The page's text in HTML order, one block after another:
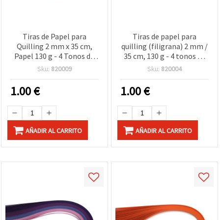
Tiras de Papel para
Quilling 2 mm x 35 cm,
Papel 130 g - 4 Tonos de
Rosa - 100 piezas
Sku: 820009
1.00€
AÑADIR AL CARRITO
Tiras de papel para
quilling (filigrana) 2 mm /
35 cm, 130 g - 4 tonos de
amarillo surtidos, 100 uds
Sku: 820004
1.00€
AÑADIR AL CARRITO